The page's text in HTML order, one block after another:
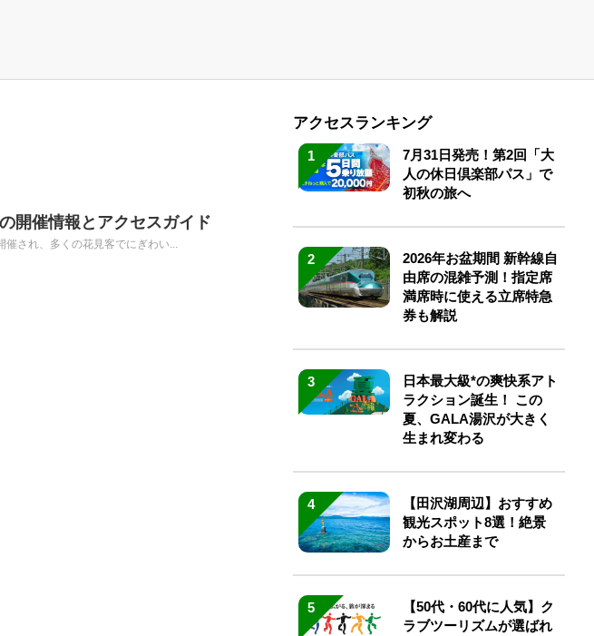
開催情報とアクセスガイド
され、多くの花見客でにぎわい...
アクセスランキング
1
7月31日発売！第2回「大
人の休日倶楽部パス」で
初秋の旅へ
2
2026年お盆期間 新幹線自
由席の混雑予測！指定席
満席時に使える立席特急
券も解説
3
日本最大級*の爽快系アト
ラクション誕生！ この
夏、GALA湯沢が大きく
生まれ変わる
4
【田沢湖周辺】おすすめ
観光スポット8選！絶景
からお土産まで
5
【50代・60代に人気】ク
ラブツーリズムが選ばれ